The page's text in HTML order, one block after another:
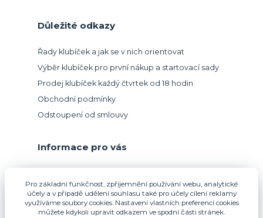
Důležité odkazy
Řady klubíček a jak se v nich orientovat
Výběr klubíček pro první nákup a startovací sady
Prodej klubíček každý čtvrtek od 18 hodin
Obchodní podmínky
Odstoupení od smlouvy
Informace pro vás
Pro základní funkčnost, zpříjemnění používání webu, analytické
účely a v případě udělení souhlasu také pro účely cílení reklamy
využíváme soubory cookies. Nastavení vlastních preferencí cookies
můžete kdykoli upravit odkazem ve spodní části stránek.